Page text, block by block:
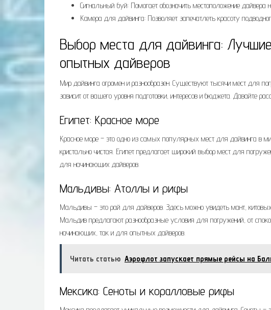
Сигнальный буй: Помогает обозначить местоположение дайвера
Камера для дайвинга: Позволяет запечатлеть красоту
Выбор места для дайвинга:
опытных дайверов
Мир дайвинга огромен и разнообразен. Существуют тысячи мест для
зависит от вашего уровня подготовки, интересов и бюджета. Давайте
Египет: Красное море
Красное море – это одно из самых популярных мест для дайвинга в
кристально чистая. Египет предлагает широкий выбор мест для
для начинающих дайверов.
Мальдивы: Атоллы и рифы
Мальдивы – это рай для дайверов. Здесь можно увидеть мант,
Мальдив предлагают разнообразные условия для погружений, от
начинающих, так и для опытных дайверов.
Читать статью Аэрофлот запускает прямые рейсы на
Мексика: Сеноты и коралловые рифы